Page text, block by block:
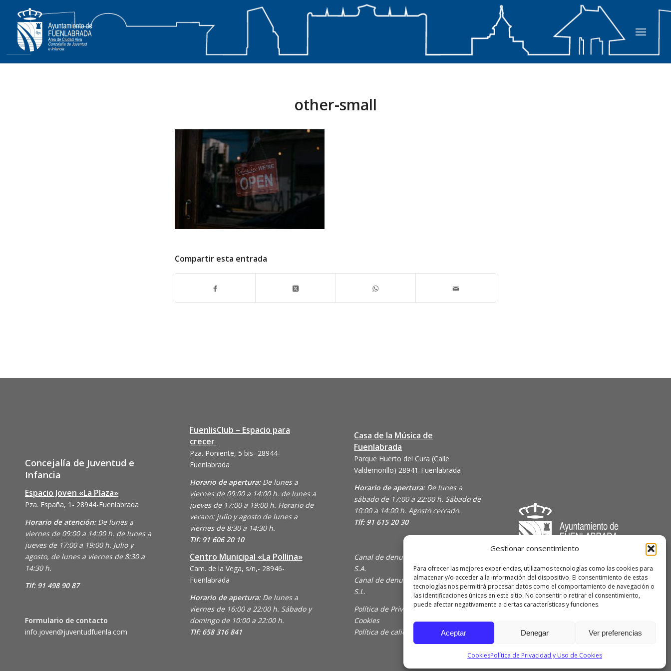
Gestionar consentimiento
Para ofrecer las mejores experiencias, utilizamos tecnologías como las cookies para
almacenar y/o acceder a la información del dispositivo. El consentimiento de estas
tecnologías nos permitirá procesar datos como el comportamiento de navegación o
las identificaciones únicas en este sitio. No consentir o retirar el consentimiento,
puede afectar negativamente a ciertas características y funciones.
Aceptar Denegar Ver preferencias
CookiesPolítica de Privacidad y Uso de Cookies
other-small
Compartir esta entrada
Concejalía de Juventud e
Infancia
Espacio Joven «La Plaza»
Pza. España, 1- 28944-Fuenlabrada
Horario de atención: De lunes a
viernes de 09:00 a 14:00 h. de lunes a
jueves de 17:00 a 19:00 h. Julio y
agosto, de lunes a viernes de 8:30 a
14:30 h.
Tlf: 91 498 90 87
Formulario de contacto
info.joven@juventudfuenla.com
FuenlisClub – Espacio para
crecer
Pza. Poniente, 5 bis- 28944-
Fuenlabrada
Horario de apertura:De lunes a
viernes de 09:00 a 14:00 h. de lunes a
jueves de 17:00 a 19:00 h. Horario de
verano: julio y agosto de lunes a
viernes de 8:30 a 14:30 h.
Tlf: 91 606 20 10
Centro Municipal «La Pollina»
Cam. de la Vega, s/n,- 28946-
Fuenlabrada
Horario de apertura: De lunes a
viernes de 16:00 a 22:00 h. Sábado y
domingo de 10:00 a 22:00 h.
Tlf: 658 316 841
Casa de la Música de
Fuenlabrada
Parque Huerto del Cura (Calle
Valdemorillo) 28941-Fuenlabrada
Horario de apertura: De lunes a
sábado de 17:00 a 22:00 h. Sábado de
10:00 a 14:00 h. Agosto cerrado.
Tlf: 91 615 20 30
Canal de denuncias de Animajoven
S.A.
Canal de denuncias de En Clave Joven
S.L.
Política de Privacidad y Uso de
Cookies
Política de calidad